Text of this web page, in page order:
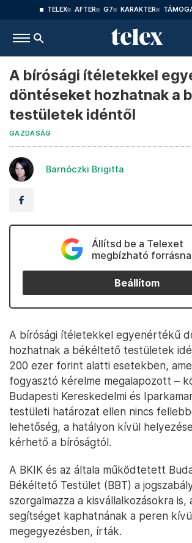
TELEX AFTER G7 KARAKTER
A bírósági ítéletekkel
döntéseket hozhatnak a
testületek idéntől
GAZDASÁG
Barnóczki Brigitta
Állítsd be a Telexet
megbízható
Beállítom
A bírósági ítéletekkel egyenértékű
hozhatnak a békéltető testületek
200 ezer forint alatti esetekben,
fogyasztó kérelme megalapozott –
Budapesti Kereskedelmi és
testületi határozat ellen nincs
lehetőség, a hatályon kívül
kérhető a bíróságtól.
A BKIK és az általa működtetett
Békéltető Testület (BBT) a
szorgalmazza a kisvállalkozásokra
segítséget kaphatnának a peren
megegyezésben, írták.